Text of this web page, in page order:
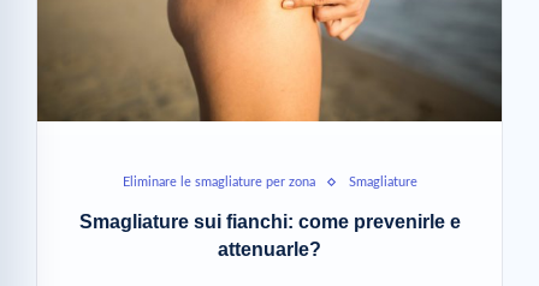
Eliminare le smagliature per zona Smagliature
Smagliature sui fianchi: come prevenirle e
attenuarle?